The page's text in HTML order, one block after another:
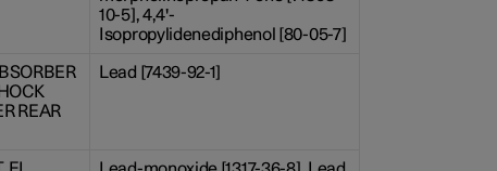
10-5], 4,4'-
Isopropylidenediphenol [80-05-7]
REAR
Lead [7439-92-1]